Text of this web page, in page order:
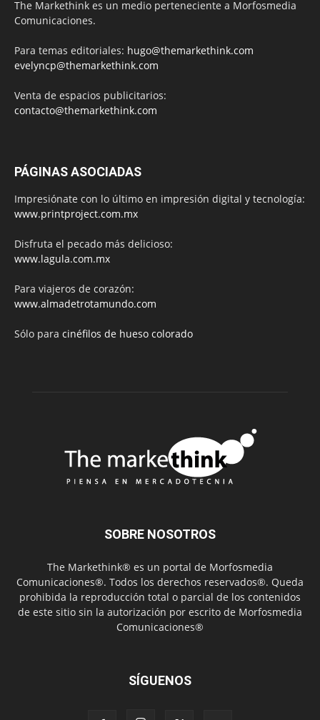
The Markethink es un medio perteneciente a Morfosmedia
Comunicaciones.
Para temas editoriales: hugo@themarkethink.com
evelyncp@themarkethink.com
Venta de espacios publicitarios:
contacto@themarkethink.com
PÁGINAS ASOCIADAS
Impresiónate con lo último en impresión digital y tecnología:
www.printproject.com.mx
Disfruta el pecado más delicioso:
www.lagula.com.mx
Para viajeros de corazón:
www.almadetrotamundo.com
Sólo para cinéfilos de hueso colorado
SOBRE NOSOTROS
The Markethink® es un portal de Morfosmedia
Comunicaciones®. Todos los derechos reservados®. Queda
prohibida la reproducción total o parcial de los contenidos
de este sitio sin la autorización por escrito de Morfosmedia
Comunicaciones®
SÍGUENOS